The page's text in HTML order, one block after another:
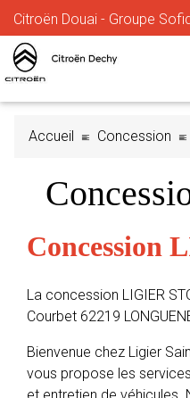
Citroën Douai - Groupe
Accueil Concession
Concession
La concession LIGIER
Courbet 62219
Bienvenue chez Ligier
vous propose les